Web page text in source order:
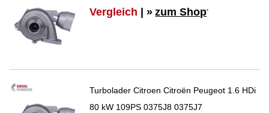
Vergleich | » zum Shop*
Turbolader Citroen Citroën Peugeot 1.6 HDi
80 kW 109PS 0375J8 0375J7